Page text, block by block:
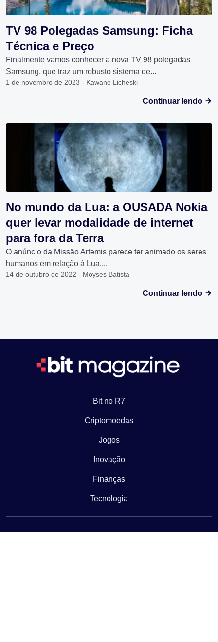
TV 98 Polegadas Samsung: Ficha
Técnica e Preço
Finalmente vamos conhecer a nova TV 98 polegadas
Samsung, que traz um robusto sistema de...
1 de novembro de 2023 - Kawane Licheski
Continuar lendo
No mundo da Lua: a OUSADA Nokia
quer levar modalidade de internet
para fora da Terra
O anúncio da Missão Artemis parece ter animado os seres
humanos em relação à Lua....
14 de outubro de 2022 - Moyses Batista
Continuar lendo
Bit no R7
Criptomoedas
Jogos
Inovação
Finanças
Tecnologia